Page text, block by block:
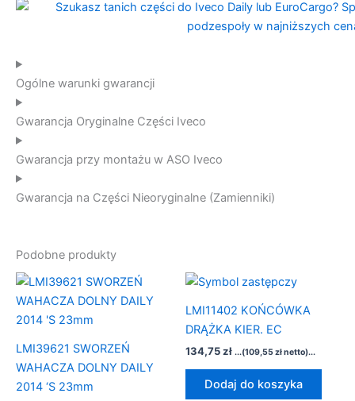
Ogólne warunki gwarancji
Gwarancja Oryginalne Części Iveco
Gwarancja przy montażu w ASO Iveco
Gwarancja na Części Nieoryginalne (Zamienniki)
Podobne produkty
LMI39621 SWORZEŃ
WAHACZA DOLNY DAILY
2014 ‘S 23mm
LMI11402 KOŃCÓWKA
DRĄŻKA KIER. EC
134,75zł ...(109,55złnetto)...
Dodaj do koszyka